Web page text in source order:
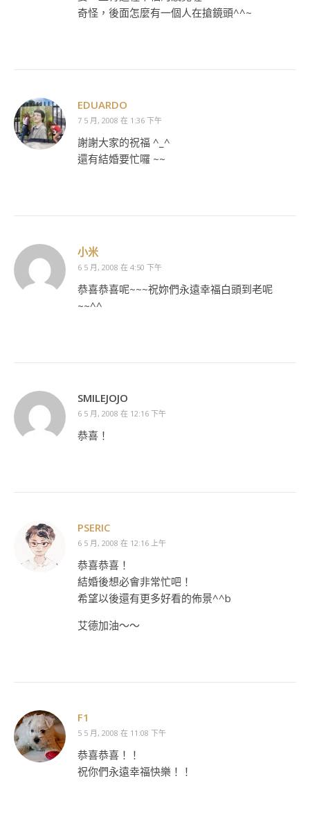
奇怪，後面怎麼有一個人在搶鏡頭^^~
EDUARDO
7 5 月, 2008 在 1:36 下午
謝謝大家的祝福 ^_^
還有結婚要忙囉 ~~
小米
6 5 月, 2008 在 4:50 下午
恭喜恭喜呢~~~祝妳們永遠幸福白頭到老呢
~~^^
SMILEJOJO
6 5 月, 2008 在 12:16 下午
恭喜！
PSERIC
6 5 月, 2008 在 12:16 上午
恭喜恭喜！
結婚後想必會非常忙吧！
希望以後還有更多好看的佈景^^b
艾德加油～～
F1
5 5 月, 2008 在 11:08 下午
恭喜恭喜！！
祝你們永遠幸福快樂！！